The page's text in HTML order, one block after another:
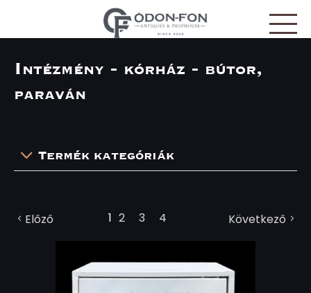
Intézmény - kórház - bútor,
paraván
Termék kategóriák
Előző 1 2 3 4 Következő